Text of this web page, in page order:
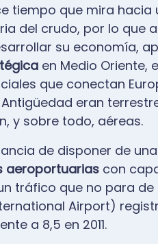
tiempo que mira hacia
del crudo, por lo que
su economía,
en Medio Oriente,
que conectan
Antigüedad eran
y sobre todo, aéreas.
de disponer de
aeroportuarias con
tráfico que no para de
Airport)
a 8,5 en 2011.